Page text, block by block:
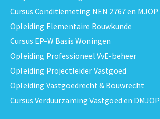
Cursus Conditiemeting NEN 2767 en MJOP
Opleiding Elementaire Bouwkunde
Cursus EP-W Basis Woningen
Opleiding Professioneel VvE-beheer
Opleiding Projectleider Vastgoed
Opleiding Vastgoedrecht & Bouwrecht
Cursus Verduurzaming Vastgoed en DMJOP